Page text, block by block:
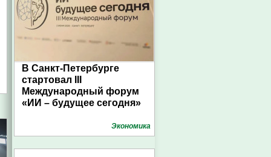
В Санкт-Петербурге
стартовал III
Международный форум
«ИИ – будущее сегодня»
Экономика